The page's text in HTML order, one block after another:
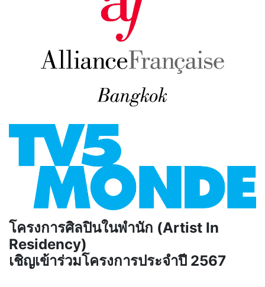
โครงการศิลปินในพำนัก (Artist In
Residency)
เชิญเข้าร่วมโครงการประจำปี 2567